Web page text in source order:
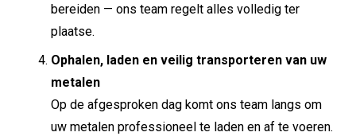
bereiden — ons team regelt alles volledig ter
plaatse.
Ophalen, laden en veilig transporteren van uw
metalen
Op de afgesproken dag komt ons team langs om
uw metalen professioneel te laden en af te voeren.